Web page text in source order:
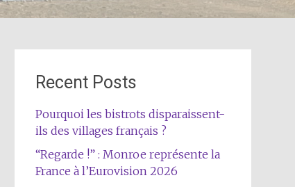
Recent Posts
Pourquoi les bistrots disparaissent-
ils des villages français ?
“Regarde !” : Monroe représente la
France à l’Eurovision 2026